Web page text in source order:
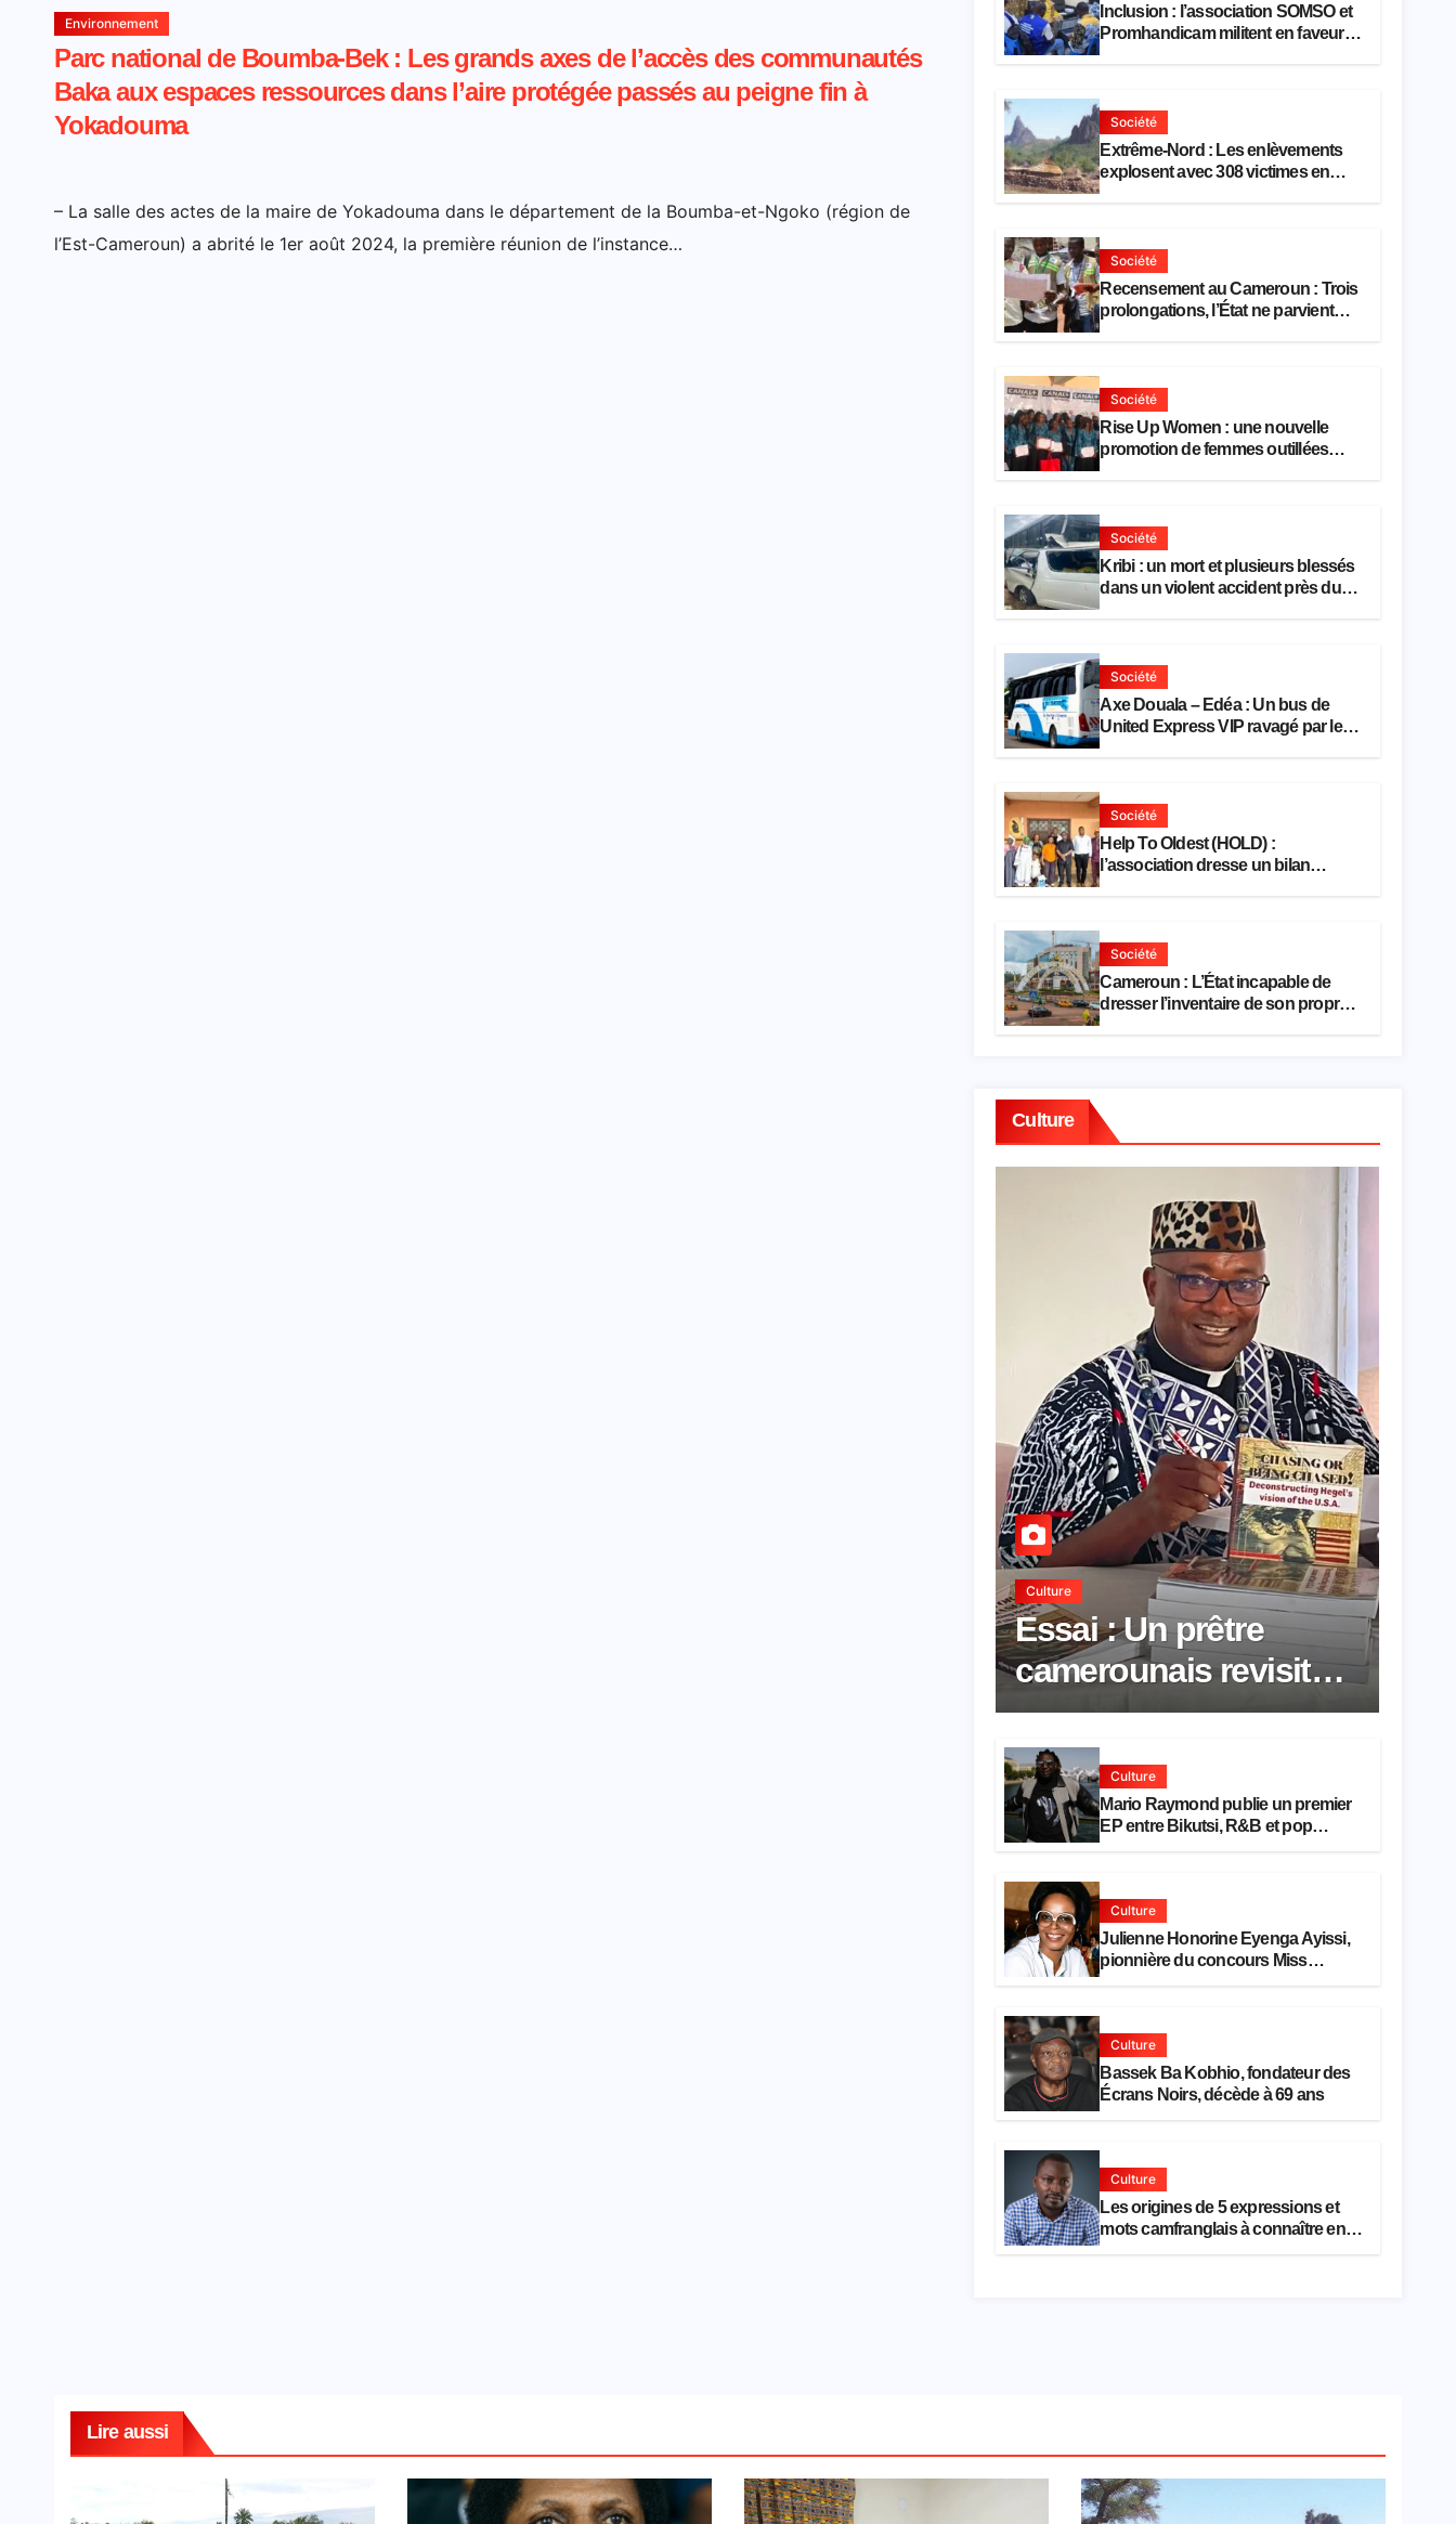
Environnement
Parc national de Boumba-Bek : Les grands axes de l’accès des communautés
Baka aux espaces ressources dans l’aire protégée passés au peigne fin à
Yokadouma
– La salle des actes de la maire de Yokadouma dans le département de la Boumba-et-Ngoko (région de
l’Est-Cameroun) a abrité le 1er août 2024, la première réunion de l’instance…
Inclusion : l’association SOMSO et
Promhandicam militent en faveur
Société
Extrême-Nord : Les enlèvements
explosent avec 308 victimes en
Société
Recensement au Cameroun : Trois
prolongations, l’État ne parvient
Société
Rise Up Women : une nouvelle
promotion de femmes outillées
Société
Kribi : un mort et plusieurs blessés
dans un violent accident près du
Société
Axe Douala – Edéa : Un bus de
United Express VIP ravagé par les
Société
Help To Oldest (HOLD) :
l’association dresse un bilan
Société
Cameroun : L’État incapable de
dresser l’inventaire de son propre
Culture
Culture
Essai : Un prêtre
camerounais revisite
la pensée de Hegel à
travers le rêve
américain
Culture
Mario Raymond publie un premier
EP entre Bikutsi, R&B et pop
Culture
Julienne Honorine Eyenga Ayissi,
pionnière du concours Miss
Culture
Bassek Ba Kobhio, fondateur des
Écrans Noirs, décède à 69 ans
Culture
Les origines de 5 expressions et
mots camfranglais à connaître en
Lire aussi